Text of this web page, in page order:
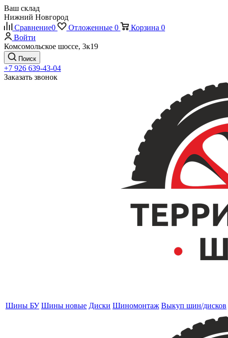
Ваш склад
Нижний Новгород
Сравнение0 Отложенные 0 Корзина 0
Войти
Комсомольское шоссе, 3к19
Поиск
+7 926 639-43-04
Заказать звонок
Шины БУ Шины новые Диски Шиномонтаж Выкуп шин/дисков